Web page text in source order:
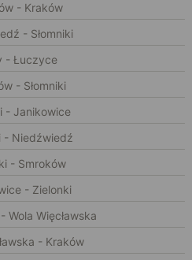
- Kraków
- Słomniki
- Łuczyce
- Słomniki
- Janikowice
- Niedźwiedź
- Smroków
- Zielonki
Wola Więcławska
- Kraków